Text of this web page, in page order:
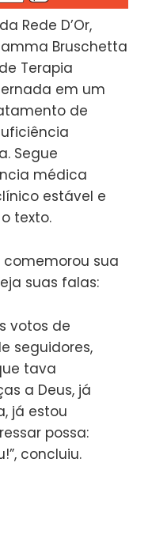
Rede D’Or,
Bruschetta
Terapia
em um
de
Segue
médica
estável e
texto.
comemorou sua
suas falas:
votos de
seguidores,
tava
a Deus, já
já estou
possa:
concluiu.